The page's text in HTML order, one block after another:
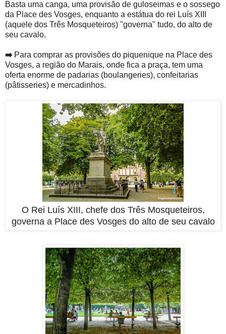
Basta uma canga, uma provisão de guloseimas e o sossego
da Place des Vosges, enquanto a estátua do rei Luís XIII
(aquele dos Três Mosqueteiros) "governa" tudo, do alto de
seu cavalo.
➡️ Para comprar as provisões do piquenique na Place des
Vosges, a região do Marais, onde fica a praça, tem uma
oferta enorme de padarias (boulangeries), confeitarias
(pâtisseries) e mercadinhos.
O Rei Luís XIII, chefe dos Três Mosqueteiros,
governa a Place des Vosges do alto de seu cavalo